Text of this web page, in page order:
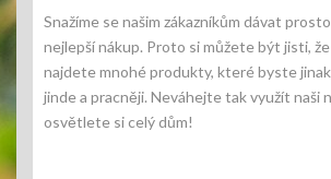
Snažíme se našim zákazníkům dávat
nejlepší nákup. Proto si můžete být jisti,
najdete mnohé produkty, které byste
jinde a pracněji. Neváhejte tak využít naši
osvětlete si celý dům!